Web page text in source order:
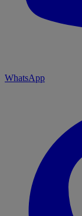
WhatsApp